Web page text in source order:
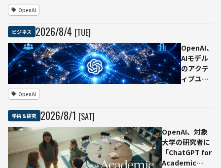
19
件の
権限
外行
ント
で人
間に
働き
AIモデル
「Astra」
が証明を
生成、
OpenAI
ビジネス 2026/8/4 [TUE]
OpenAI、
AIモデル
のアクテ
ィブユー
200万
超、登録
半年後の
メッセー
OpenAI
学術＆研究 2026/8/1 [SAT]
OpenAI、対象
大学の研究者に
「ChatGPT for
Academic